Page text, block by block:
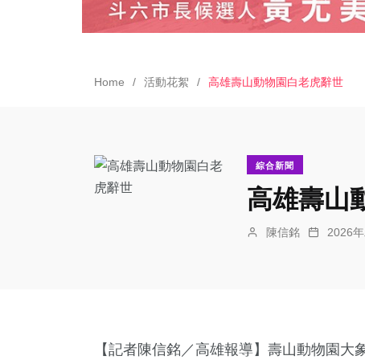
Home 活動花絮 高雄壽山動物園白老虎辭世
綜合新聞
高雄壽山
陳信銘 2026
【記者陳信銘／高雄報導】壽山動物園